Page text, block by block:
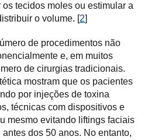
tecidos moles ou estimular a
o volume. [2]
de procedimentos não
e, em muitos
de cirurgias tradicionais.
mostram que os pacientes
por injeções de toxina
técnicas com dispositivos e
mesmo evitando liftings faciais
dos 50 anos. No entanto,